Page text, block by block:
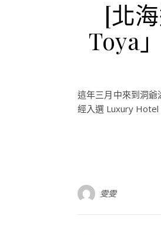
[北
Toya
這年三月中來到洞
經入選 Luxury Hotel
雯雯